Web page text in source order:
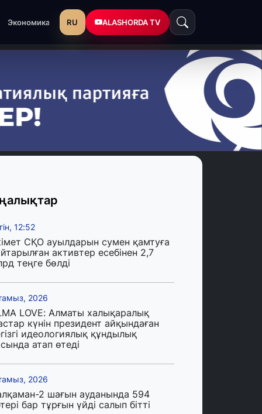
Экономика RU ALASHORDA TV
12:52
СҚО ауылдарын сумен қамтуға
активтер есебінен 2,7
теңге бөлді
2026
LOVE: Алматы халықаралық
күнін президент айқындаған
идеологиялық құндылық
атап өтеді
2026
2 шағын ауданында 594
бар тұрғын үйді салып бітті